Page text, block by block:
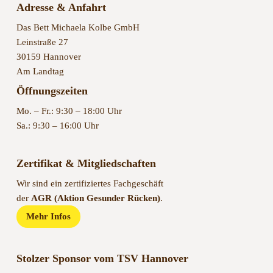
Adresse & Anfahrt
Das Bett Michaela Kolbe GmbH
Leinstraße 27
30159 Hannover
Am Landtag
Öffnungszeiten
Mo. – Fr.: 9:30 – 18:00 Uhr
Sa.: 9:30 – 16:00 Uhr
Zertifikat & Mitgliedschaften
Wir sind ein zertifiziertes Fachgeschäft
der AGR (Aktion Gesunder Rücken).
Mehr Infos
Stolzer Sponsor vom TSV Hannover